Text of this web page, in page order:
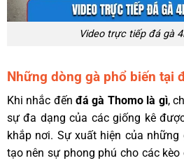
Video trực tiếp đá gà
Những dòng gà phổ biến tại
Khi nhắc đếnđá gà Thomo là gì,
sự đa dạng của các giống kê
khắp nơi. Sự xuất hiện của những
tạo nên sự phong phú cho các